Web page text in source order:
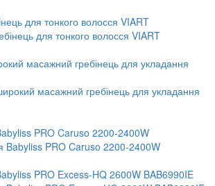
для тонкого волосся VIART
масажний гребінець для укладання
PRO Caruso 2200-2400W
PRO Excess-HQ 2600W BAB6990IE